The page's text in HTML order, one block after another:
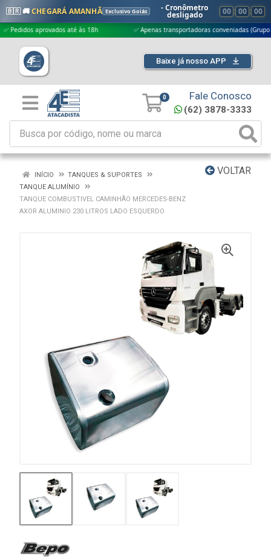
🇧🇷 🚚CHEGARÁ AMANHÃ Exclusivo Goiás - Cronômetro
desligado 00 : 00 : 00
aprovados até às 18h ✅ Apenas transportadoras conveniadas (Grupo G5)
Baixe já nosso APP
0 Fale Conosco
(62) 3878-3333
VOLTAR
INÍCIO
TANQUES & SUPORTES
TANQUE ALUMÍNIO
TANQUE COMBUSTIVEL CAMINHÃO MERCEDES-BENZ
AXOR ALUMINIO 230 LITROS LADO ESQUERDO